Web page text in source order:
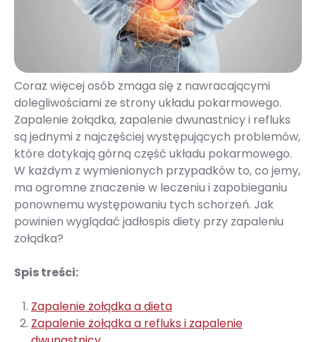
Coraz więcej osób zmaga się z nawracającymi
dolegliwościami ze strony układu pokarmowego.
Zapalenie żołądka, zapalenie dwunastnicy i refluks
są jednymi z najczęściej występujących problemów,
które dotykają górną część układu pokarmowego.
W każdym z wymienionych przypadków to, co jemy,
ma ogromne znaczenie w leczeniu i zapobieganiu
ponownemu występowaniu tych schorzeń. Jak
powinien wyglądać jadłospis diety przy zapaleniu
żołądka?
Spis treści:
Zapalenie żołądka a dieta
Zapalenie żołądka a refluks i zapalenie